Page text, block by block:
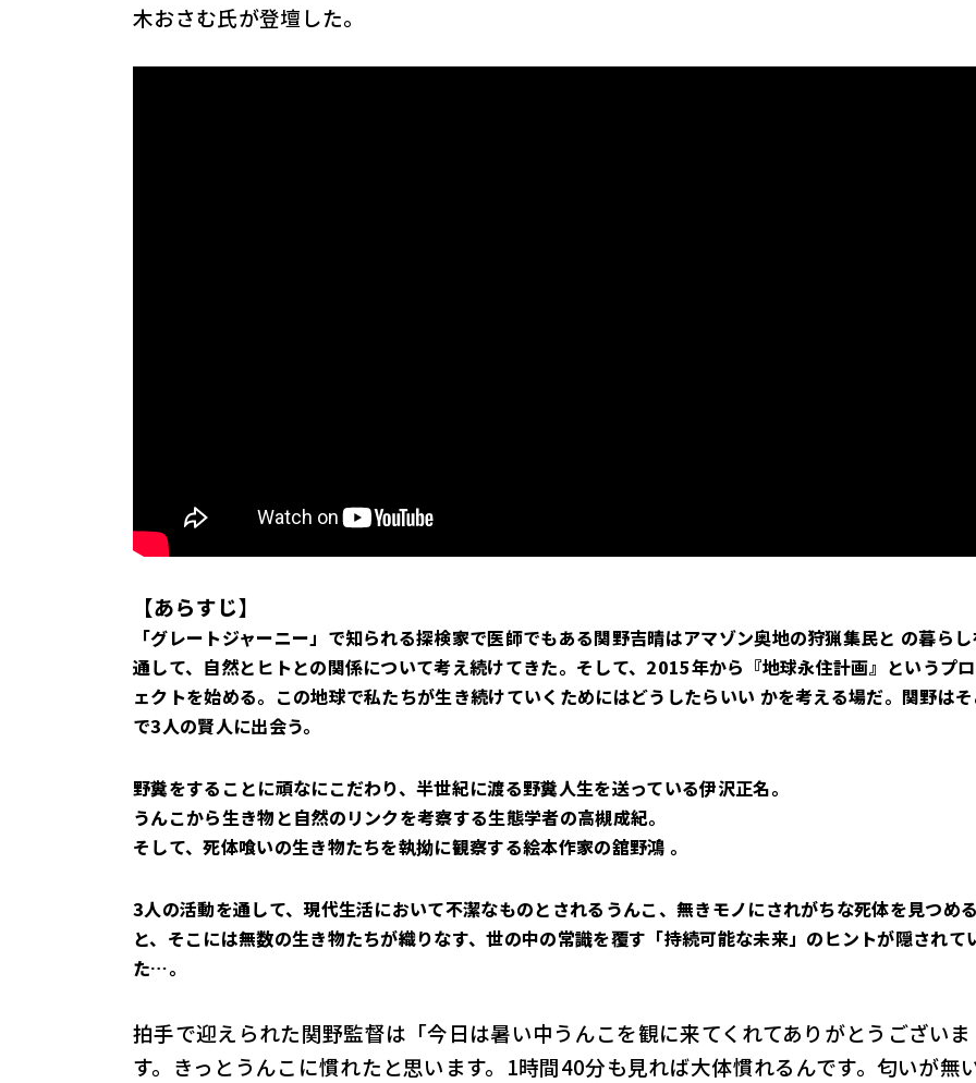
木おさむ氏が登壇した。
【あらすじ】
「グレートジャーニー」で知られる探検家で医師でもある関野吉晴はアマゾン奥地の狩猟集⺠と の暮ら
通して、自然とヒトとの関係について考え続けてきた。そして、2015年から『地球永住計画』というプ
ェクトを始める。この地球で私たちが生き続けていくためにはどうしたらいい かを考える場だ。関野は
で3人の賢人に出会う。
野糞をすることに頑なにこだわり、半世紀に渡る野糞人生を送っている伊沢正名。
うんこから生き物と自然のリンクを考察する生態学者の高槻成紀。
そして、死体喰いの生き物たちを執拗に観察する絵本作家の舘野鴻 。
3人の活動を通して、現代生活において不潔なものとされるうんこ、無きモノにされがちな死体を見つめ
と、そこには無数の生き物たちが織りなす、世の中の常識を覆す「持続可能な未来」のヒントが隠されて
た…。
拍手で迎えられた関野監督は「今日は暑い中うんこを観に来てくれてありがとうございま
す。きっとうんこに慣れたと思います。1時間40分も見れば大体慣れるんです。匂いが無